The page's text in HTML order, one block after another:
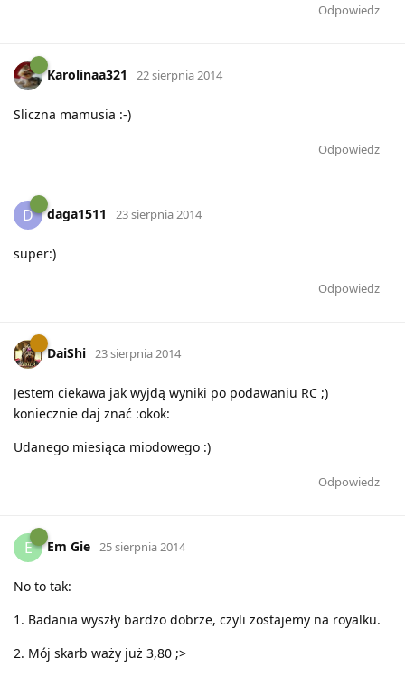
Odpowiedz
Karolinaa321 22 sierpnia 2014
Sliczna mamusia :-)
Odpowiedz
D daga1511 23 sierpnia 2014
super:)
Odpowiedz
DaiShi 23 sierpnia 2014
Jestem ciekawa jak wyjdą wyniki po podawaniu RC ;)
koniecznie daj znać :okok:
Udanego miesiąca miodowego :)
Odpowiedz
E Em Gie 25 sierpnia 2014
No to tak:
1. Badania wyszły bardzo dobrze, czyli zostajemy na royalku.
2. Mój skarb waży już 3,80 ;>